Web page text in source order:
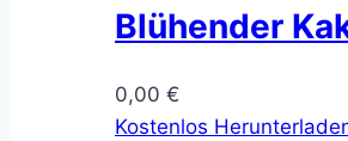
Blühender
0,00 €
Kostenlos